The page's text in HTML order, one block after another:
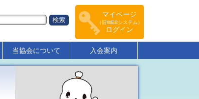
マイページ
（旧WEBシステム）
ログイン
当協会について 入会案内